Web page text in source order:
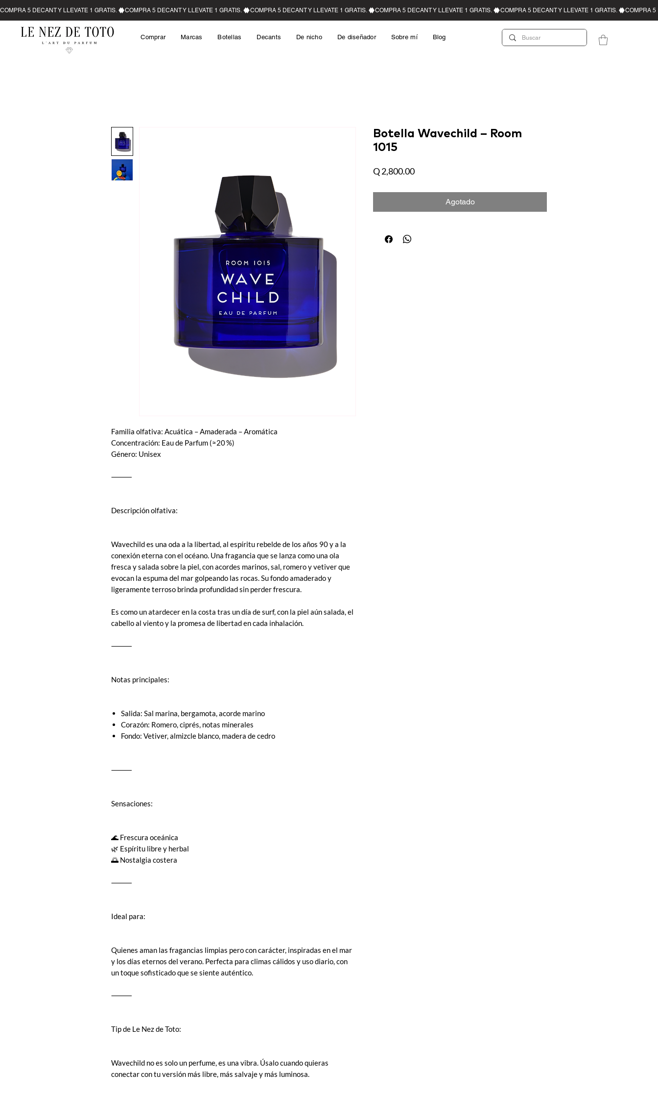
Comprar Marcas Botellas Decants De nicho De diseñador Sobre mí Blog
Familia olfativa: Acuática – Amaderada – Aromática
Concentración: Eau de Parfum (≈20 %)
Género: Unisex
⸻
Descripción olfativa:
Wavechild es una oda a la libertad, al espíritu rebelde de los años 90 y a la
conexión eterna con el océano. Una fragancia que se lanza como una ola
fresca y salada sobre la piel, con acordes marinos, sal, romero y vetiver que
evocan la espuma del mar golpeando las rocas. Su fondo amaderado y
ligeramente terroso brinda profundidad sin perder frescura.
Es como un atardecer en la costa tras un día de surf, con la piel aún salada, el
cabello al viento y la promesa de libertad en cada inhalación.
⸻
Notas principales:
Salida: Sal marina, bergamota, acorde marino
Corazón: Romero, ciprés, notas minerales
Fondo: Vetiver, almizcle blanco, madera de cedro
⸻
Sensaciones:
🌊 Frescura oceánica
🌿 Espíritu libre y herbal
🌅 Nostalgia costera
⸻
Ideal para:
Quienes aman las fragancias limpias pero con carácter, inspiradas en el mar
y los días eternos del verano. Perfecta para climas cálidos y uso diario, con
un toque sofisticado que se siente auténtico.
⸻
Tip de Le Nez de Toto:
Wavechild no es solo un perfume, es una vibra. Úsalo cuando quieras
conectar con tu versión más libre, más salvaje y más luminosa.
Botella Wavechild – Room
1015
Q 2,800.00Precio
Agotado